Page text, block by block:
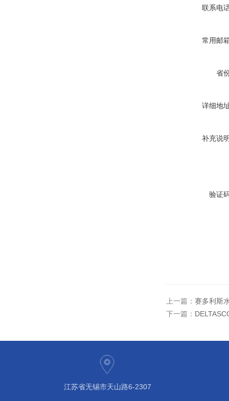
联系电
常用邮
省
详细地
补充说
验证
上一篇： 赛多利斯
下一篇：
江苏省无锡市天山路6-2307